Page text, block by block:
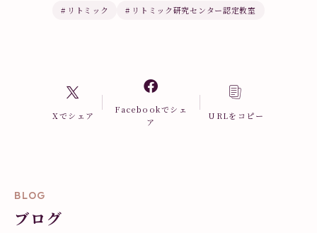
# リトミック # リトミック研究センター認定教室
Xでシェア
Facebookでシェ
ア
URLをコピー
BLOG
ブログ